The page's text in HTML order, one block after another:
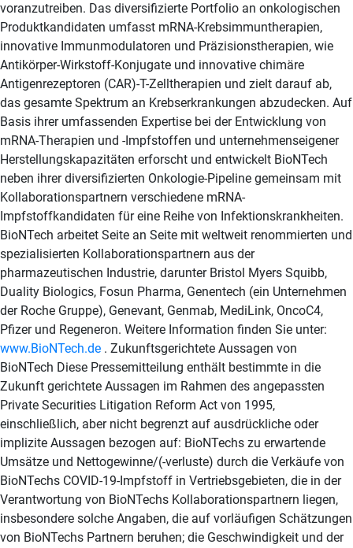
voranzutreiben. Das diversifizierte Portfolio an onkologischen
Produktkandidaten umfasst mRNA-Krebsimmuntherapien,
innovative Immunmodulatoren und Präzisionstherapien, wie
Antikörper-Wirkstoff-Konjugate und innovative chimäre
Antigenrezeptoren (CAR)-T-Zelltherapien und zielt darauf ab,
das gesamte Spektrum an Krebserkrankungen abzudecken. Auf
Basis ihrer umfassenden Expertise bei der Entwicklung von
mRNA-Therapien und -Impfstoffen und unternehmenseigener
Herstellungskapazitäten erforscht und entwickelt BioNTech
neben ihrer diversifizierten Onkologie-Pipeline gemeinsam mit
Kollaborationspartnern verschiedene mRNA-
Impfstoffkandidaten für eine Reihe von Infektionskrankheiten.
BioNTech arbeitet Seite an Seite mit weltweit renommierten und
spezialisierten Kollaborationspartnern aus der
pharmazeutischen Industrie, darunter Bristol Myers Squibb,
Duality Biologics, Fosun Pharma, Genentech (ein Unternehmen
der Roche Gruppe), Genevant, Genmab, MediLink, OncoC4,
Pfizer und Regeneron. Weitere Information finden Sie unter:
www.BioNTech.de . Zukunftsgerichtete Aussagen von
BioNTech Diese Pressemitteilung enthält bestimmte in die
Zukunft gerichtete Aussagen im Rahmen des angepassten
Private Securities Litigation Reform Act von 1995,
einschließlich, aber nicht begrenzt auf ausdrückliche oder
implizite Aussagen bezogen auf: BioNTechs zu erwartende
Umsätze und Nettogewinne/(-verluste) durch die Verkäufe von
BioNTechs COVID-19-Impfstoff in Vertriebsgebieten, die in der
Verantwortung von BioNTechs Kollaborationspartnern liegen,
insbesondere solche Angaben, die auf vorläufigen Schätzungen
von BioNTechs Partnern beruhen; die Geschwindigkeit und der